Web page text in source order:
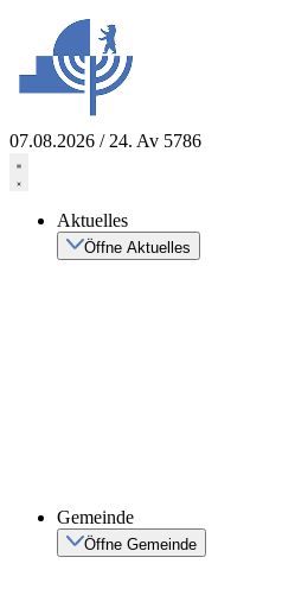
springen
07.08.2026 / 24. Av 5786
Aktuelles
Öffne Aktuelles
Gemeinde
Öffne Gemeinde